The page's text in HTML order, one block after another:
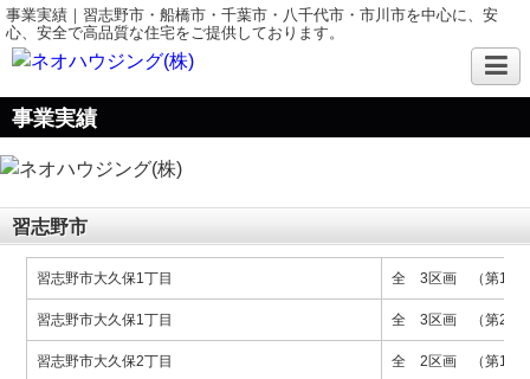
事業実績｜習志野市・船橋市・千葉市・八千代市・市川市を中心に、安
心、安全で高品質な住宅をご提供しております。
事業実績
習志野市
習志野市大久保1丁目 全 3区画 （第1期
習志野市大久保1丁目 全 3区画 （第2期
習志野市大久保2丁目 全 2区画 （第1期